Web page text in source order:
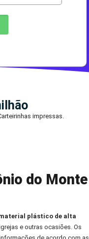
impressas.
do Monte
plástico de alta
e outras ocasiões. Os
de acordo com as